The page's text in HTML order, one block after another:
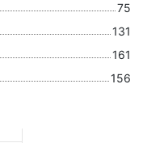
75
131
161
156